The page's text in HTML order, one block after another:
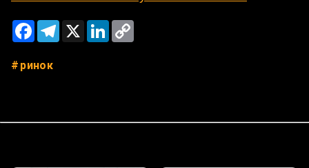
FacebookTelegram
X LinkedIn
ринок